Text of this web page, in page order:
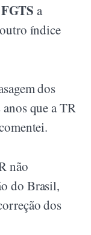
a
índice
dos
que a TR
não
do Brasil,
dos